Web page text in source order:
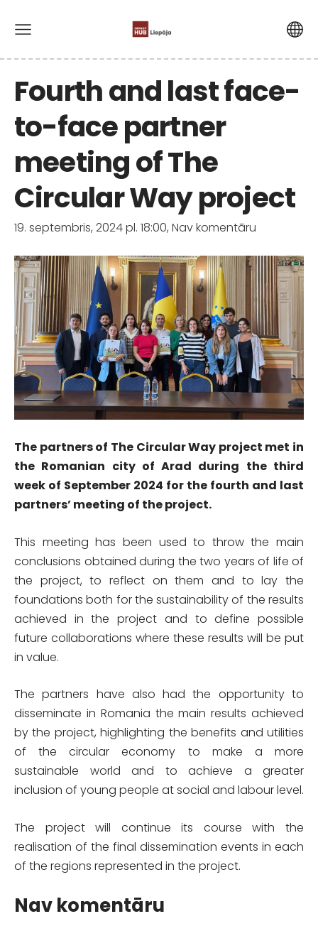
Fourth and last face-
to-face partner
meeting of The
Circular Way project
19. septembris, 2024 pl. 18:00, Nav komentāru
The partners of The Circular Way project met in
the Romanian city of Arad during the third
week of September 2024 for the fourth and last
partners’ meeting of the project.
This meeting has been used to throw the main
conclusions obtained during the two years of life of
the project, to reflect on them and to lay the
foundations both for the sustainability of the results
achieved in the project and to define possible
future collaborations where these results will be put
in value.
The partners have also had the opportunity to
disseminate in Romania the main results achieved
by the project, highlighting the benefits and utilities
of the circular economy to make a more
sustainable world and to achieve a greater
inclusion of young people at social and labour level.
The project will continue its course with the
realisation of the final dissemination events in each
of the regions represented in the project.
Nav komentāru